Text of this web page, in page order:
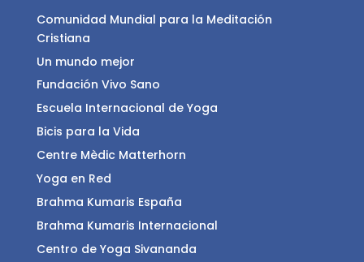
Comunidad Mundial para la Meditación
Cristiana
Un mundo mejor
Fundación Vivo Sano
Escuela Internacional de Yoga
Bicis para la Vida
Centre Mèdic Matterhorn
Yoga en Red
Brahma Kumaris España
Brahma Kumaris Internacional
Centro de Yoga Sivananda